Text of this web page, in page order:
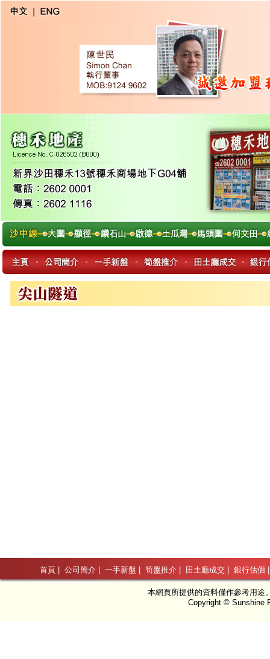
首頁| 公司簡介| 一手新盤| 筍盤推介| 田土廳成交 銀行估價
本網頁所提供的資料僅作參考用途
Copyright © Sunshine